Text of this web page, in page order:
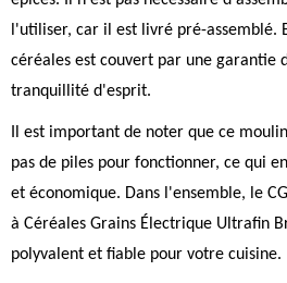
l'utiliser, car il est livré pré-assemblé.
céréales est couvert par une garantie
tranquillité d'esprit.
Il est important de noter que ce
pas de piles pour fonctionner, ce qui
et économique. Dans l'ensemble, le
à Céréales Grains Électrique Ultrafin
polyvalent et fiable pour votre cuisine.